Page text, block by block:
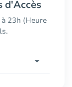
d'Accès
23h (Heure